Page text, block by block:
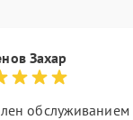
Захар
обслуживанием